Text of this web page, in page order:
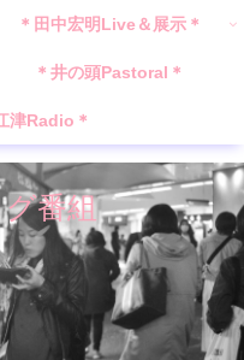
番組
＊田中宏明Live＆展示＊
＊井の頭Pastoral＊
津Radio＊